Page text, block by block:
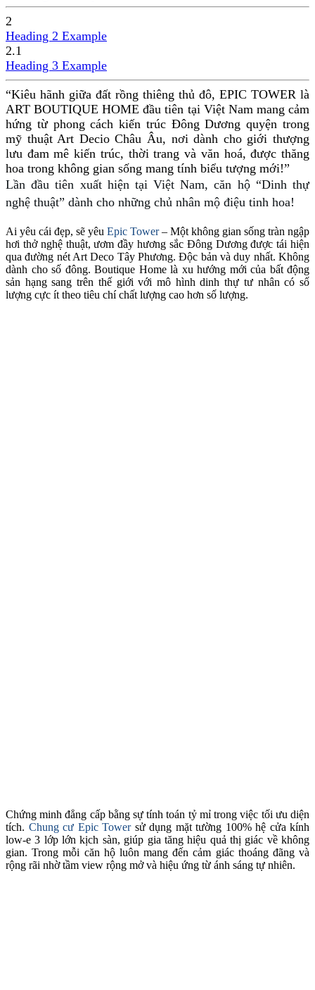
2
Heading 2 Example
2.1
Heading 3 Example
“Kiêu hãnh giữa đất rồng thiêng thủ đô, EPIC TOWER là
ART BOUTIQUE HOME đầu tiên tại Việt Nam mang cảm
hứng từ phong cách kiến trúc Đông Dương quyện trong
mỹ thuật Art Decio Châu Âu, nơi dành cho giới thượng
lưu đam mê kiến trúc, thời trang và văn hoá, được thăng
hoa trong không gian sống mang tính biểu tượng mới!”
Lần đầu tiên xuất hiện tại Việt Nam, căn hộ “Dinh thự
nghệ thuật” dành cho những chủ nhân mộ điệu tinh hoa!
Ai yêu cái đẹp, sẽ yêu Epic Tower– Một không gian sống tràn ngập
hơi thở nghệ thuật, ươm đầy hương sắc Đông Dương được tái hiện
qua đường nét Art Deco Tây Phương. Độc bản và duy nhất. Không
dành cho số đông. Boutique Home là xu hướng mới của bất động
sản hạng sang trên thế giới với mô hình dinh thự tư nhân có số
lượng cực ít theo tiêu chí chất lượng cao hơn số lượng.
Chứng minh đẳng cấp bằng sự tính toán tỷ mỉ trong việc tối ưu diện
tích. Chung cư Epic Towersử dụng mặt tường 100% hệ cửa kính
low-e 3 lớp lớn kịch sàn, giúp gia tăng hiệu quả thị giác về không
gian. Trong mỗi căn hộ luôn mang đến cảm giác thoáng đãng và
rộng rãi nhờ tầm view rộng mở và hiệu ứng từ ánh sáng tự nhiên.